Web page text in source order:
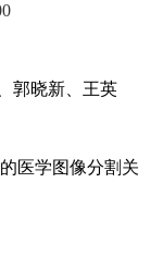
郭晓新、王英
医学图像分割关